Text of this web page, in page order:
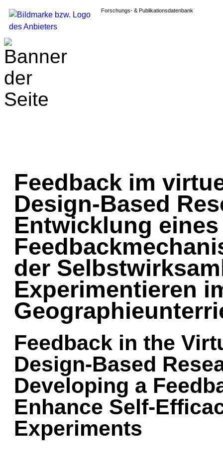
Forschungs- & Publikationsdatenbank
Feedback im
Design-Based
Entwicklung eines
der
Experimentieren
Feedback in the
Design-Based
Developing a
Enhance Self-
Experiments